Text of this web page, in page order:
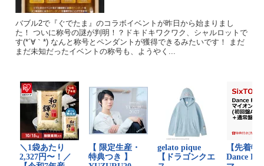
バブル2で『ぐでたま』のコラボイベントが昨日から始まりまし
た！ ついに称号の謎が判明！？ドキドキワクワク、シャルロットで
す(*´∀｀*) なんと称号とペンダントが獲得できるみたいです！ まだ
まだ未知だったイベントの称号も、ようやく...